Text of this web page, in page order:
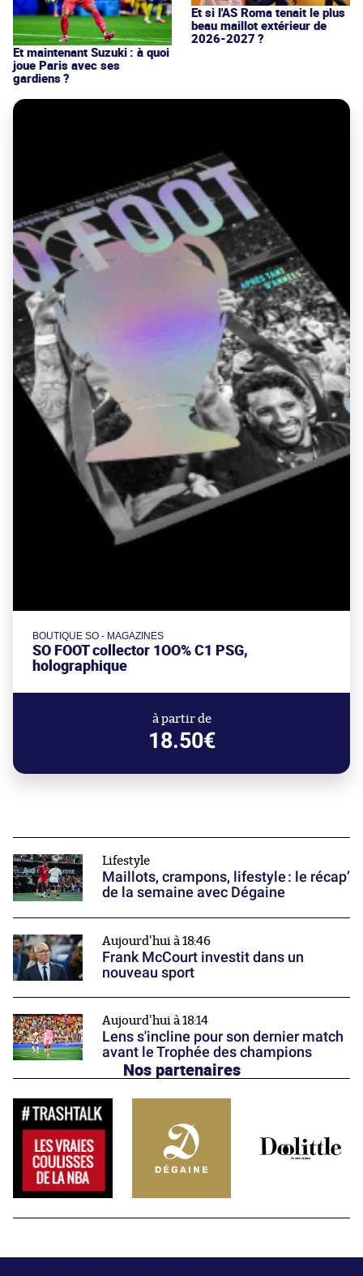
Et maintenant Suzuki : à quoi
joue Paris avec ses
gardiens ?
Et si l'AS Roma tenait le plus
beau maillot extérieur de
2026-2027 ?
BOUTIQUE SO - MAGAZINES
SO FOOT collector 1OO% C1 PSG,
holographique
à partir de
18.50€
Lifestyle
Maillots, crampons, lifestyle : le récap’
de la semaine avec Dégaine
Aujourd'hui à 18:46
Frank McCourt investit dans un
nouveau sport
Aujourd'hui à 18:14
Lens s'incline pour son dernier match
avant le Trophée des champions
Nos partenaires